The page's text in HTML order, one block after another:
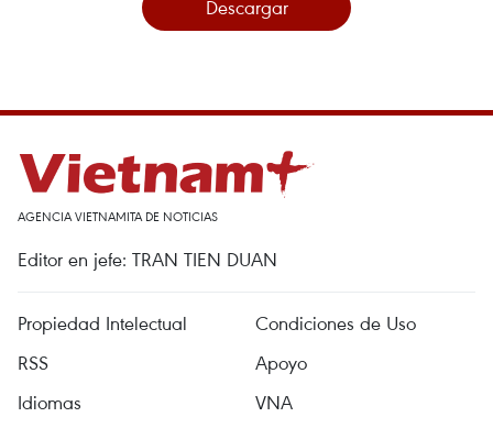
Descargar
AGENCIA VIETNAMITA DE NOTICIAS
Editor en jefe: TRAN TIEN DUAN
Propiedad Intelectual
Condiciones de Uso
RSS
Apoyo
Idiomas
VNA